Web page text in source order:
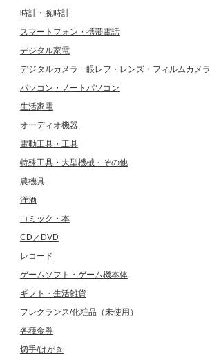
時計・腕時計
スマートフォン・携帯電話
デジタル家電
デジタルカメラ一眼レフ・レンズ・フィルムカメラ
パソコン・ノートパソコン
生活家電
オーディオ機器
電動工具・工具
特殊工具・大型機械・その他
農機具
洋酒
コミック・本
CD／DVD
レコード
ゲームソフト・ゲーム機本体
ギフト・生活雑貨
フレグランス/化粧品（未使用）
各種金券
切手/はがき